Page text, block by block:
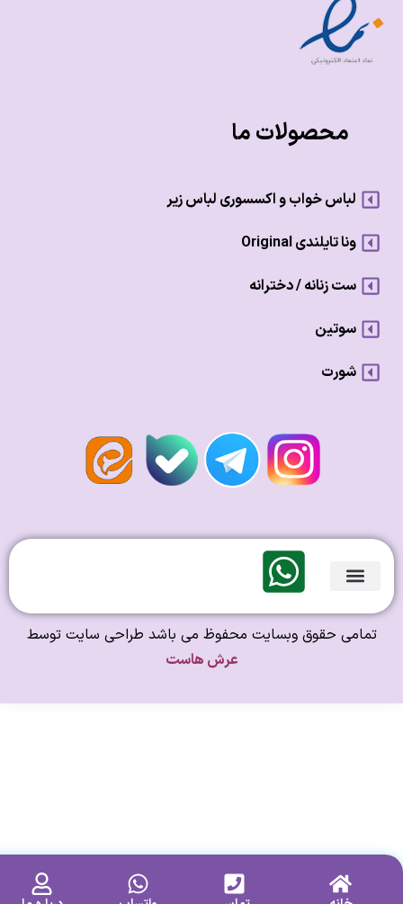
محصولات ما
لباس خواب و اکسسوری لباس زیر
ونا تایلندی Original
ست زنانه / دخترانه
سوتین
شورت
حقوق وبسایت محفوظ می باشد طراحی سایت توسط
عرش هاست